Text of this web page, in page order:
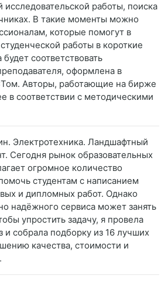
исследовательской работы, поиска
В такие моменты можно
которые помогут в
работы в короткие
соответствовать
оформлена в
Авторы, работающие на бирже
в соответствии с методическими
Электротехника. Ландшафтный
Сегодня рынок образовательных
огромное количество
студентам с написанием
и дипломных работ. Однако
надёжного сервиса может занять
упростить задачу, я провела
и собрала подборку из 16 лучших
качества, стоимости и